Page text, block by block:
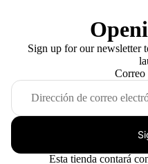
Sign up for our newsletter
Correo
Esta tienda contará